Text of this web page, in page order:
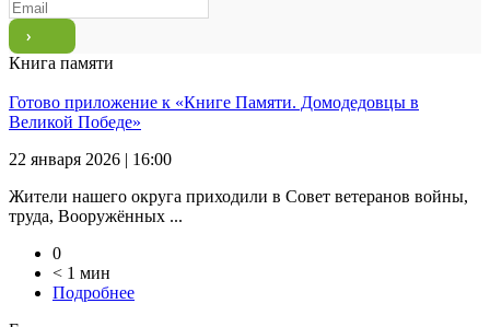
Книга памяти
Готово приложение к «Книге Памяти. Домодедовцы в
Великой Победе»
22 января 2026 | 16:00
Жители нашего округа приходили в Совет ветеранов войны,
труда, Вооружённых ...
0
< 1 мин
Подробнее